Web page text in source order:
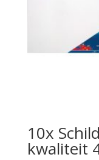
10x
kwaliteit